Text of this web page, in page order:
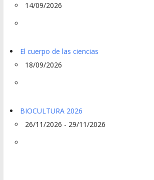
14/09/2026
El cuerpo de las ciencias
18/09/2026
BIOCULTURA 2026
26/11/2026 - 29/11/2026